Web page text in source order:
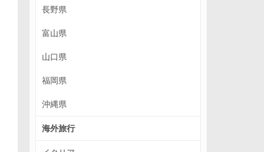
長野県
富山県
山口県
福岡県
沖縄県
海外旅行